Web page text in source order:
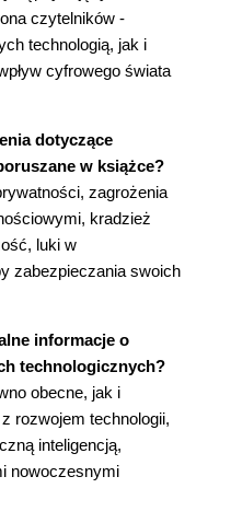
88
przestępstw 92
dla hakera 105
będących skutkiem
- druk przestrzenny,
statki
114
115
czasów 119
chmurze 125
sieci 127
czytelników -
technologią, jak i
cyfrowego świata
dotyczące
w książce?
zagrożenia
kradzież
luki w
zabezpieczania swoich
informacje o
technologicznych?
obecne, jak i
rozwojem technologii,
inteligencją,
nowoczesnymi